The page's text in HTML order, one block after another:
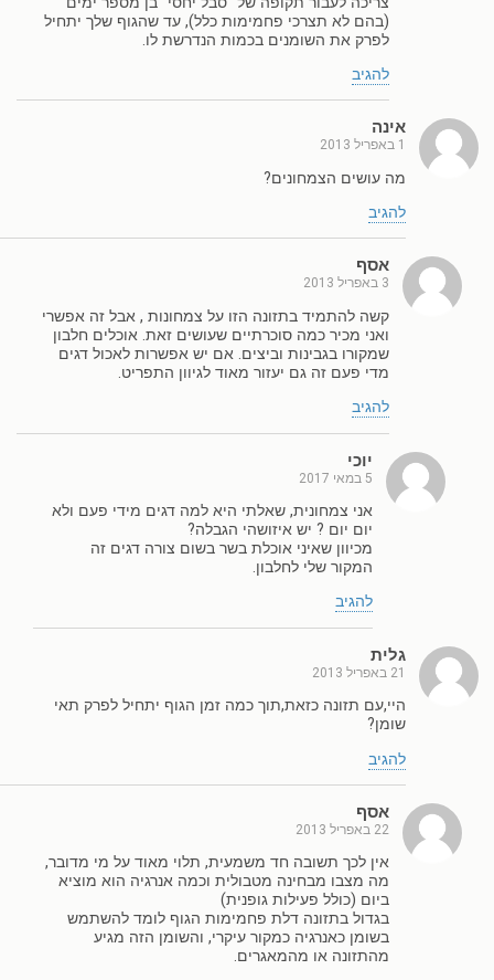
(בהם לא תצרכי פחמימות כלל), עד שהגוף שלך יתחיל
לפרק את השומנים בכמות הנדרשת לו.
להגיב
אינה
1 באפריל 2013
מה עושים הצמחונים?
להגיב
אסף
3 באפריל 2013
קשה להתמיד בתזונה הזו על צמחונות , אבל זה אפשרי
ואני מכיר כמה סוכרתיים שעושים זאת. אוכלים חלבון
שמקורו בגבינות וביצים. אם יש אפשרות לאכול דגים
מדי פעם זה גם יעזור מאוד לגיוון התפריט.
להגיב
יוכי
5 במאי 2017
אני צמחונית, שאלתי היא למה דגים מידי פעם ולא
יום יום ? יש איזושהי הגבלה?
מכיוון שאיני אוכלת בשר בשום צורה דגים זה
המקור שלי לחלבון.
להגיב
גלית
21 באפריל 2013
היי,עם תזונה כזאת,תוך כמה זמן הגוף יתחיל לפרק תאי
שומן?
להגיב
אסף
22 באפריל 2013
אין לכך תשובה חד משמעית, תלוי מאוד על מי מדובר,
מה מצבו מבחינה מטבולית וכמה אנרגיה הוא מוציא
ביום (כולל פעילות גופנית)
בגדול בתזונה דלת פחמימות הגוף לומד להשתמש
בשומן כאנרגיה כמקור עיקרי, והשומן הזה מגיע
מהתזונה או מהמאגרים.